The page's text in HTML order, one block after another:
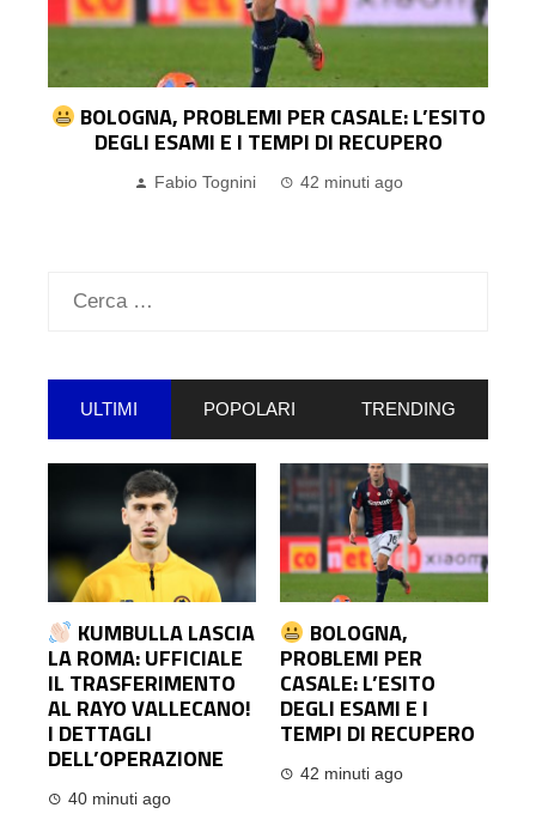
BOLOGNA, PROBLEMI PER CASALE: L’ESITO
DEGLI ESAMI E I TEMPI DI RECUPERO
Fabio Tognini 42 minuti ago
Ricerca
ULTIMI POPOLARI TRENDING
KUMBULLA LASCIA
LA ROMA: UFFICIALE
IL TRASFERIMENTO
AL RAYO VALLECANO!
I DETTAGLI
DELL’OPERAZIONE
40 minuti ago
BOLOGNA,
PROBLEMI PER
CASALE: L’ESITO
DEGLI ESAMI E I
TEMPI DI RECUPERO
42 minuti ago